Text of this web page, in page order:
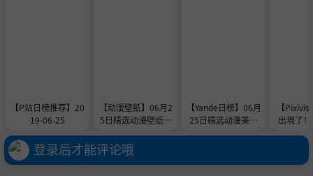
【P站日榜推荐】20
19-06-25
【动漫壁纸】06月2
5日精选动漫壁纸美
【Yande日榜】06月
25日精选动漫美图
【
出現了
登录后才能评论哦